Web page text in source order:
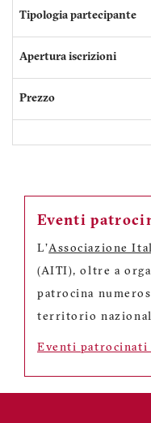
Tipologia partecipante
Apertura iscrizioni
Prezzo
Eventi
L'Associazione
(AITI), oltre a
patrocina
territorio
Eventi patrocinati